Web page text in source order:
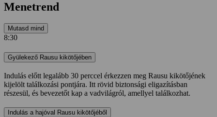
Menetrend
Mutasd mind
8:30
Gyülekező Rausu kikötőjében
Indulás előtt legalább 30 perccel érkezzen meg Rausu kikötőjének
kijelölt találkozási pontjára. Itt rövid biztonsági eligazításban
részesül, és bevezetőt kap a vadvilágról, amellyel találkozhat.
Indulás a hajóval Rausu kikötőjéből